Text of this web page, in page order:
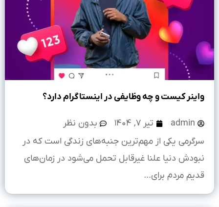
واینر کیست و چه وظایفی در اینستاگرام دارد؟
admin تیر ۷, ۱۴۰۴
بدون نظر
سرگرمی یکی از مهم‌ترین جنبه‌های زندگی است که در
نبودش دنیا علنا غیرقابل تحمل می‌شود در زمان‌های
قدیم مردم برای...